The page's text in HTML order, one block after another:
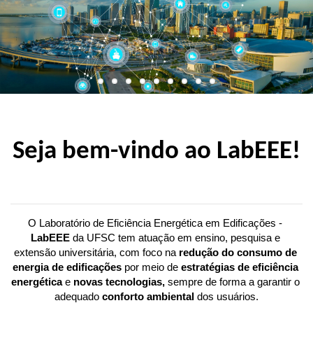
Seja bem-vindo ao LabEEE!
LabEEE da UFSC tem atuação em ensino, pesquisa e
extensão universitária, com foco na redução do consumo de
energia de edificações por meio de estratégias de eficiência
energética e novas tecnologias, sempre de forma a garantir o
adequado conforto ambiental dos usuários.